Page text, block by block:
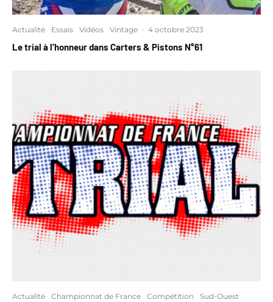
Actualité Essais Vidéos Vintage · 4 octobre 2023
Le trial à l’honneur dans Carters & Pistons N°61
Actualité Championnat de France Compétition
Sud-Ouest